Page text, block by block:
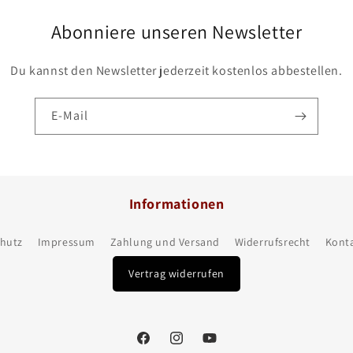
Abonniere unseren Newsletter
Du kannst den Newsletter jederzeit kostenlos abbestellen.
E-Mail
Informationen
Impressum Zahlung und Versand Widerrufsrecht
Vertrag widerrufen
FacebookInstagramYouTube